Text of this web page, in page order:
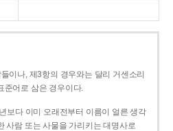
이나, 제3항의 경우와는 달리 거센소리
준어로 삼은 경우이다.
보다 이미 오래전부터 이름이 얼른 생각
사람 또는 사물을 가리키는 대명사로